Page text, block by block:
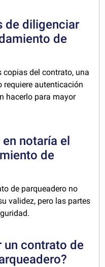
de diligenciar
de
copias del contrato, una
requiere autenticación
hacerlo para mayor
notaría el
de
de parqueadero no
validez, pero las partes
un contrato de